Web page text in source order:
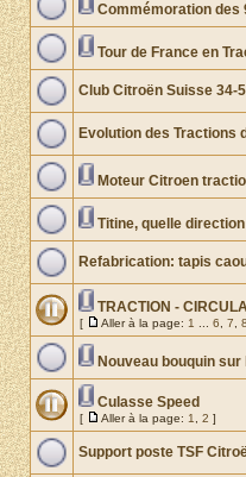
Commémoration des
Tour de France en
Club Citroën Suisse 34-
Evolution des Tractions
Moteur Citroen
Titine, quelle direction
Refabrication: tapis
TRACTION -
[ Aller à la page: 1 6 7 8
Nouveau bouquin sur
Culasse Speed
[ Aller à la page: 1 2 ]
Support poste TSF